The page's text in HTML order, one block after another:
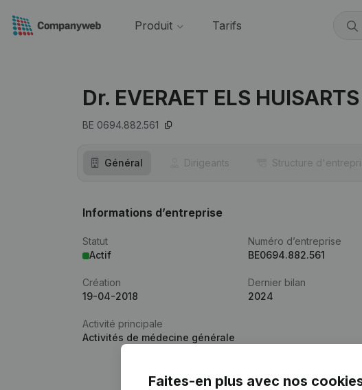
Produit Tarifs
Dr. EVERAET ELS HUISARTS
BE 0694.882.561
Général Dirigeants Structure
Informations d’entreprise
Statut
Actif
Numéro d’entreprise
BE0694.882.561
Création
19-04-2018
Dernier bilan
2024
Activité principale
Activités de médecine générale
Faites-en plus avec nos